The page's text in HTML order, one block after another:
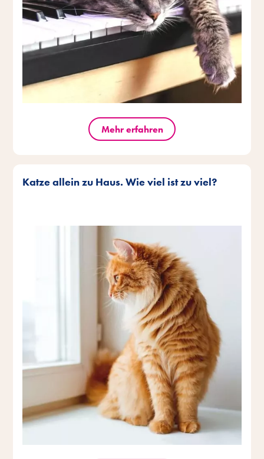
Mehr erfahren
Katze allein zu Haus. Wie viel ist zu viel?